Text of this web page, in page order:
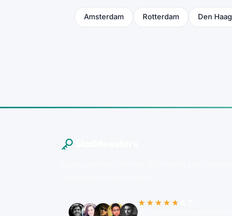
Amsterdam Rotterdam Den Haag
★★★★★